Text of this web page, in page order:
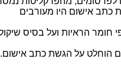
אישום היו מעורבים
הראיות ועל בסיס
הוחלט על הגשת כתב אישום."